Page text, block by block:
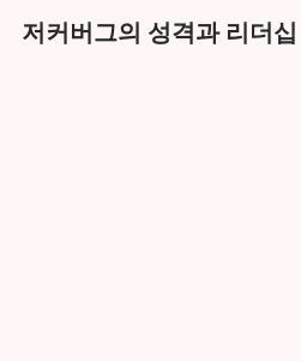
저커버그의 성격과 리더십